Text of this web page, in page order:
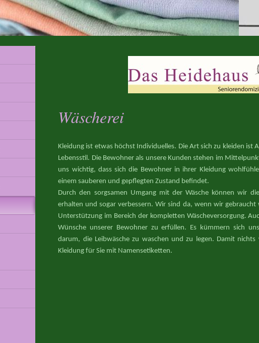
Wäscherei
Kleidung ist etwas höchst Individuelles. Die Art sich zu kleiden ist
Lebensstil. Die Bewohner als unsere Kunden stehen im
uns wichtig, dass sich die Bewohner in ihrer Kleidung
einem sauberen und gepflegten Zustand befindet.
Durch den sorgsamen Umgang mit der Wäsche können wir
erhalten und sogar verbessern. Wir sind da, wenn wir
Unterstützung im Bereich der kompletten Wäscheversorgung.
Wünsche unserer Bewohner zu erfüllen. Es kümmern sich
darum, die Leibwäsche zu waschen und zu legen. Damit
Kleidung für Sie mit Namensetiketten.